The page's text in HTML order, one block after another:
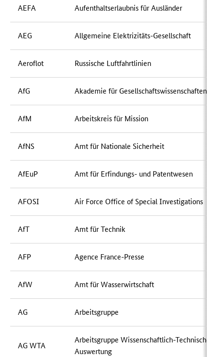
AEFA Aufenthaltserlaubnis für Ausländer
AEG Allgemeine Elektrizitäts-Gesellschaft
Aeroflot Russische Luftfahrtlinien
AfG Akademie für Gesellschaftswissenschaften
AfM Arbeitskreis für Mission
AfNS Amt für Nationale Sicherheit
AfEuP Amt für Erfindungs- und Patentwesen
AFOSI Air Force Office of Special Investigations
AfT Amt für Technik
AFP Agence France-Presse
AfW Amt für Wasserwirtschaft
AG Arbeitsgruppe
AG WTA
Arbeitsgruppe Wissenschaftlich-Technische
Auswertung